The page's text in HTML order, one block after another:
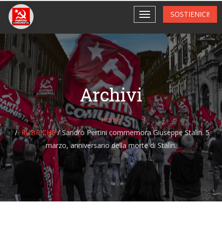
SOSTIENICI!
Archivi
Home
RUBRICHE /Sandro Pertini commemora Giuseppe Stalin. 5
marzo, anniversario della morte di Stalin.